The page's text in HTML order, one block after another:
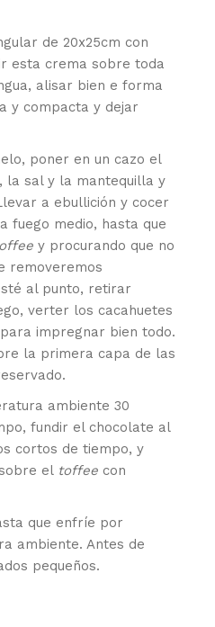
de 20x25cm con
esta crema sobre toda
alisar bien e forma
y compacta y dejar
poner en un cazo el
la sal y la mantequilla y
a ebullición y cocer
fuego medio, hasta que
y procurando que no
removeremos
al punto, retirar
verter los cacahuetes
impregnar bien todo.
la primera capa de las
ambiente 30
fundir el chocolate al
cortos de tiempo, y
el toffee con
que enfríe por
ambiente. Antes de
pequeños.